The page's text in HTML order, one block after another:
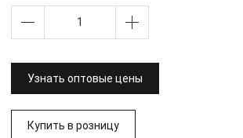
Узнать оптовые цены
Купить в розницу